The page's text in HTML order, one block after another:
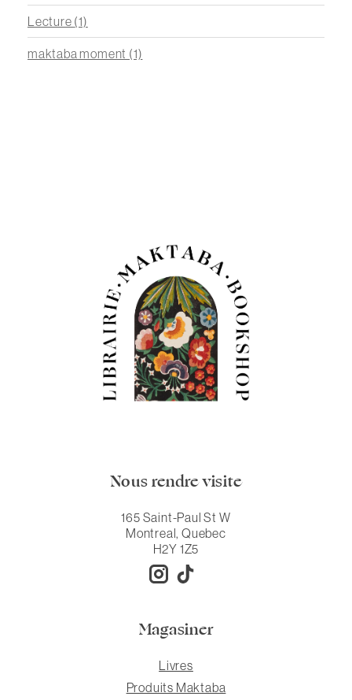
Lecture (1)
maktaba moment (1)
Nous rendre visite
165 Saint-Paul St W
Montreal, Quebec
H2Y 1Z5
Magasiner
Livres
Produits Maktaba